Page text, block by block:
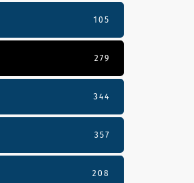
105
279
344
357
208